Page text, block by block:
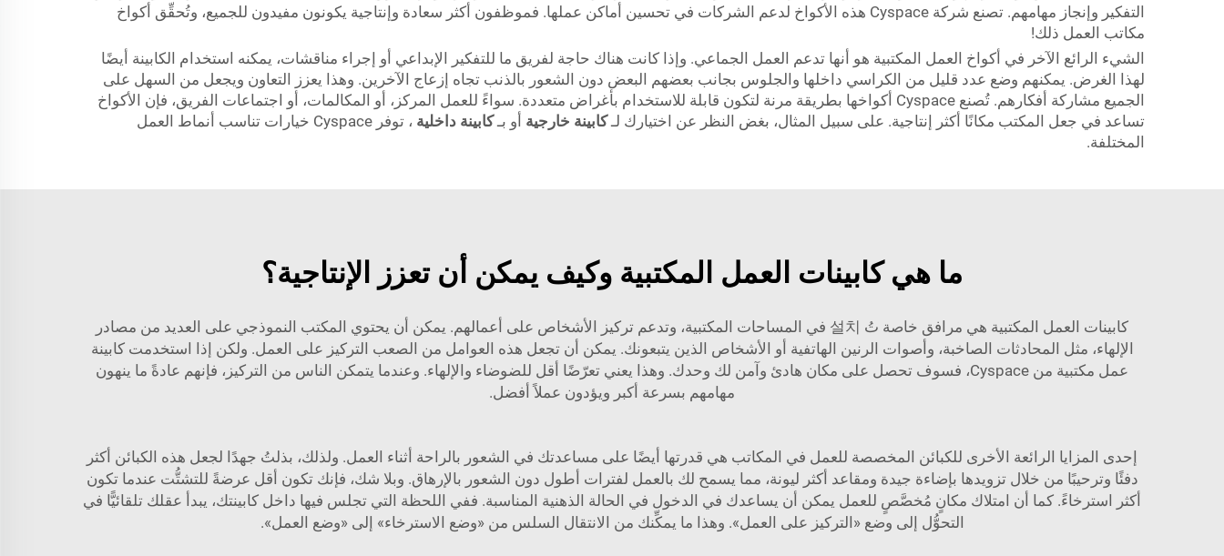
التفكير وإنجاز مهامهم. تصنع شركة Cyspace هذه الأكواخ لدعم الشركات في تحسين أماكن عملها. فموظفون أكثر سعادة وإنتاجية يكونون مفيدون للجميع، وتُحقِّق أكواخ
مكاتب العمل ذلك!
الشيء الرائع الآخر في أكواخ العمل المكتبية هو أنها تدعم العمل الجماعي. وإذا كانت هناك حاجة لفريق ما للتفكير الإبداعي أو إجراء مناقشات، يمكنه استخدام الكابينة أيضًا
لهذا الغرض. يمكنهم وضع عدد قليل من الكراسي داخلها والجلوس بجانب بعضهم البعض دون الشعور بالذنب تجاه إزعاج الآخرين. وهذا يعزز التعاون ويجعل من السهل على
الجميع مشاركة أفكارهم. تُصنع Cyspace أكواخها بطريقة مرنة لتكون قابلة للاستخدام بأغراض متعددة. سواءً للعمل المركز، أو المكالمات، أو اجتماعات الفريق، فإن الأكواخ
تساعد في جعل المكتب مكانًا أكثر إنتاجية. على سبيل المثال، بغض النظر عن اختيارك لـكابينة خارجية أو بـكابينة داخلية
، توفر Cyspace خيارات تناسب أنماط العمل
المختلفة.
ما هي كابينات العمل المكتبية وكيف يمكن أن تعزز الإنتاجية؟
كابينات العمل المكتبية هي مرافق خاصة تُ 설치 في المساحات المكتبية، وتدعم تركيز الأشخاص على أعمالهم. يمكن أن يحتوي المكتب النموذجي على العديد من مصادر
الإلهاء، مثل المحادثات الصاخبة، وأصوات الرنين الهاتفية أو الأشخاص الذين يتبعونك. يمكن أن تجعل هذه العوامل من الصعب التركيز على العمل. ولكن إذا استخدمت كابينة
عمل مكتبية من Cyspace، فسوف تحصل على مكان هادئ وآمن لك وحدك. وهذا يعني تعرّضًا أقل للضوضاء والإلهاء. وعندما يتمكن الناس من التركيز، فإنهم عادةً ما ينهون
مهامهم بسرعة أكبر ويؤدون عملاً أفضل.
إحدى المزايا الرائعة الأخرى للكبائن المخصصة للعمل في المكاتب هي قدرتها أيضًا على مساعدتك في الشعور بالراحة أثناء العمل. ولذلك، بذلتُ جهدًا لجعل هذه الكبائن أكثر
دفئًا وترحيبًا من خلال تزويدها بإضاءة جيدة ومقاعد أكثر ليونة، مما يسمح لك بالعمل لفترات أطول دون الشعور بالإرهاق. وبلا شك، فإنك تكون أقل عرضةً للتشتُّت عندما تكون
أكثر استرخاءً. كما أن امتلاك مكانٍ مُخصَّصٍ للعمل يمكن أن يساعدك في الدخول في الحالة الذهنية المناسبة. ففي اللحظة التي تجلس فيها داخل كابينتك، يبدأ عقلك تلقائيًّا في
التحوُّل إلى وضع «التركيز على العمل». وهذا ما يمكِّنك من الانتقال السلس من «وضع الاسترخاء» إلى «وضع العمل».